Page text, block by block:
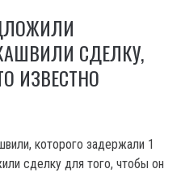
СДЕЛКУ,
ИЗВЕСТНО
которого задержали 1
сделку для того, чтобы он